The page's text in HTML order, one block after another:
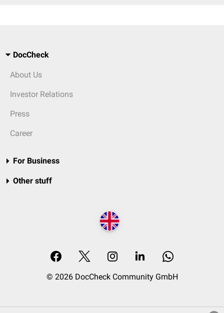
DocCheck
About Us
Investor Relations
Press
Career
For Business
Other stuff
© 2026 DocCheck Community GmbH